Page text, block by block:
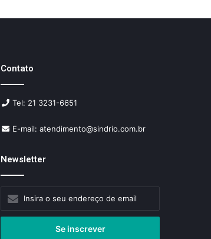
Contato
Tel: 21 3231-6651
E-mail: atendimento@sindrio.com.br
Newsletter
seu